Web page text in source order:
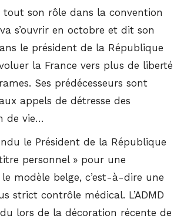
tout son rôle dans la convention
s’ouvrir en octobre et dit son
le président de la République
la France vers plus de liberté
Ses prédécesseurs sont
appels de détresse des
de vie…
le Président de la République
personnel » pour une
modèle belge, c’est-à-dire une
strict contrôle médical. L’ADMD
lors de la décoration récente de